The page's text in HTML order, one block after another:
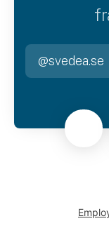
@svedea.se